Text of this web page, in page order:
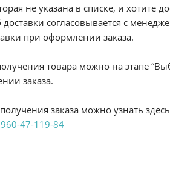
не указана в списке, и хотите
согласовывается с
при оформлении заказа.
товара можно на этапе
заказа.
заказа можно узнать
47-119-84